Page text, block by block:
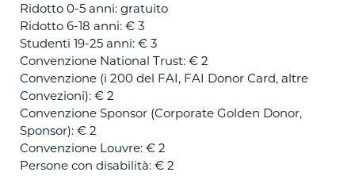
Ridotto 0-5 anni: gratuito
Ridotto 6-18 anni: € 3
Studenti 19-25 anni: € 3
Convenzione National Trust: € 2
Convenzione (i 200 del FAI, FAI Donor Card, altre
Convezioni): € 2
Convenzione Sponsor (Corporate Golden Donor,
Sponsor): € 2
Convenzione Louvre: € 2
Persone con disabilità: € 2